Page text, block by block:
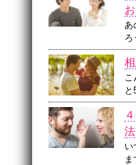
あ
こ
法
い